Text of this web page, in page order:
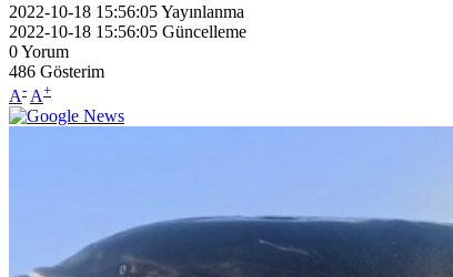
2022-10-18 15:56:05Yayınlanma
2022-10-18 15:56:05 Güncelleme
0Yorum
486 Gösterim
A- A+